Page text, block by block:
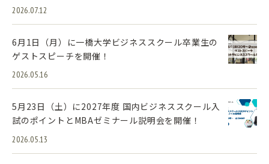
2026.07.12
6月1日（月）に一橋大学ビジネススクール卒業生の
ゲストスピーチを開催！
2026.05.16
5月23日（土）に2027年度 国内ビジネススクール入
試のポイントとMBAゼミナール説明会を開催！
2026.05.13